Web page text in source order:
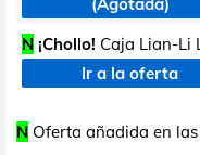
N ¡Chollo! Caja Lian-Li
Ir a la oferta
N Oferta añadida en